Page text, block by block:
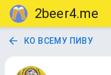
2beer4.me
КО ВСЕМУ ПИВУ